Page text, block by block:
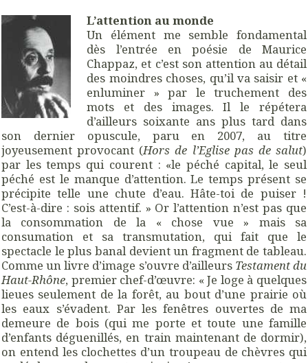
L’attention au monde
Un élément me semble fondamental
dès l’entrée en poésie de Maurice
Chappaz, et c’est son attention au détail
des moindres choses, qu’il va saisir et «
enluminer » par le truchement des
mots et des images. Il le répétera
d’ailleurs soixante ans plus tard dans
son dernier opuscule, paru en 2007, au titre
joyeusement provocant (Hors de l’Eglise pas de salut)
par les temps qui courent : «le péché capital, le seul
péché est le manque d’attention. Le temps présent se
précipite telle une chute d’eau. Hâte-toi de puiser !
C’est-à-dire : sois attentif. » Or l’attention n’est pas que
la consommation de la « chose vue » mais sa
consumation et sa transmutation, qui fait que le
spectacle le plus banal devient un fragment de tableau.
Comme un livre d’image s’ouvre d’ailleurs Testament du
Haut-Rhône, premier chef-d’œuvre: « Je loge à quelques
lieues seulement de la forêt, au bout d’une prairie où
les eaux s’évadent. Par les fenêtres ouvertes de ma
demeure de bois (qui me porte et toute une famille
d’enfants déguenillés, en train maintenant de dormir),
on entend les clochettes d’un troupeau de chèvres qui